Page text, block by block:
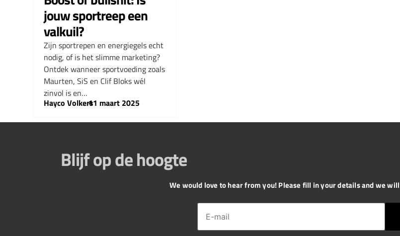
jouw sportreep een
valkuil?
Zijn sportrepen en energiegels echt
nodig, of is het slimme marketing?
Ontdek wanneer sportvoeding zoals
Maurten, SiS en Clif Bloks wél
zinvol is en…
Hayco Volkers
–
11 maart 2025
Blijf op de hoogte
We would love to hear from you! Please fill in your details and we